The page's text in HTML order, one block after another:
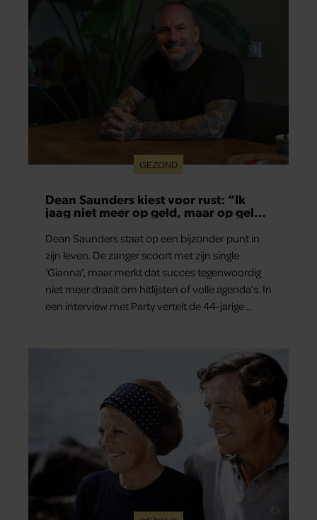
GEZOND
Dean Saunders kiest voor rust: “Ik
jaag niet meer op geld, maar op geluk
en gezondheid”
Dean Saunders staat op een bijzonder punt in
zijn leven. De zanger scoort met zijn single
‘Gianna’, maar merkt dat succes tegenwoordig
niet meer draait om hitlijsten of volle agenda’s. In
een interview met Party vertelt de 44-jarige
oudste zoon London spreekt hij openhartig.